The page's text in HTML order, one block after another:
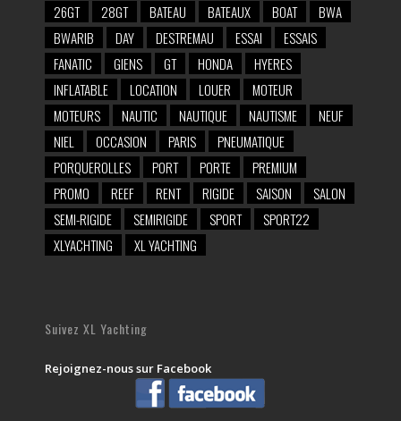
26GT 28GT BATEAU BATEAUX BOAT
BWA
BWARIB
DAY DESTREMAU ESSAI
ESSAIS
FANATIC
GIENS GT HONDA
HYERES
INFLATABLE
LOCATION LOUER
MOTEUR
MOTEURS
NAUTIC NAUTIQUE NAUTISME
NEUF
NIEL
OCCASION PARIS
PNEUMATIQUE
PORQUEROLLES
PORT PORTE
PREMIUM
PROMO
REEF RENT RIGIDE SAISON
SALON
SEMI-RIGIDE
SEMIRIGIDE SPORT
SPORT22
XLYACHTING
XL YACHTING
Suivez XL Yachting
Rejoignez-nous sur Facebook